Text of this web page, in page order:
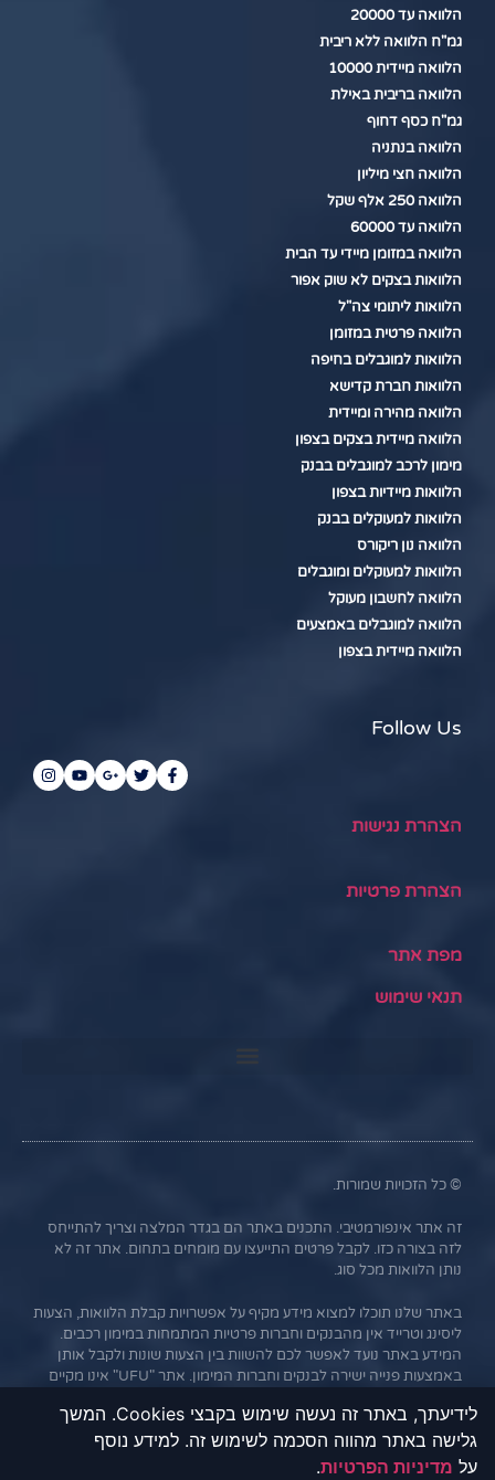
הלוואה עד 20000
גמ"ח הלוואה ללא ריבית
הלוואה מיידית 10000
הלוואה בריבית באילת
גמ"ח כסף דחוף
הלוואה בנתניה
הלוואה חצי מיליון
הלוואה 250 אלף שקל
הלוואה עד 60000
הלוואה במזומן מיידי עד הבית
הלוואות בצקים לא שוק אפור
הלוואות ליתומי צה"ל
הלוואה פרטית במזומן
הלוואות למוגבלים בחיפה
הלוואות חברת קדישא
הלוואה מהירה ומיידית
הלוואה מיידית בצקים בצפון
מימון לרכב למוגבלים בבנק
הלוואות מיידיות בצפון
הלוואות למעוקלים בבנק
הלוואה נון ריקורס
הלוואות למעוקלים ומוגבלים
הלוואה לחשבון מעוקל
הלוואה למוגבלים באמצעים
הלוואה מיידית בצפון
Follow Us
הצהרת נגישות
הצהרת פרטיות
מפת אתר
תנאי שימוש
© כל הזכויות שמורות.
זה אתר אינפורמטיבי. התכנים באתר הם בגדר המלצה וצריך להתייחס
לזה בצורה כזו. לקבל פרטים התייעצו עם מומחים בתחום. אתר זה לא
נותן הלוואות מכל סוג.
באתר שלנו תוכלו למצוא מידע מקיף על אפשרויות קבלת הלוואות, הצעות
ליסינג וטרייד אין מהבנקים וחברות פרטיות המתמחות במימון רכבים.
המידע באתר נועד לאפשר לכם להשוות בין הצעות שונות ולקבל אותן
באמצעות פנייה ישירה לבנקים וחברות המימון. אתר "UFU" אינו מקיים
לגולשים בלבד. חשוב לציין כי אי עמידה בתנאי ההלוואה או בהחזר
האשראי עלול לגרור חיוב בריבית פיגורים והליכי הוצאה לפועל.
לידיעתך, באתר זה נעשה שימוש בקבצי Cookies. המשך
גלישה באתר מהווה הסכמה לשימוש זה. למידע נוסף
על מדיניות הפרטיות.